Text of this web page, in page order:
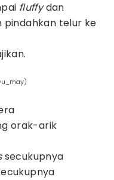
fluffydan
pindahkan telur ke
orak-arik
secukupnya